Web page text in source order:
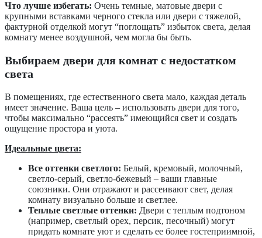
Что лучше избегать: Очень темные, матовые двери с
крупными вставками черного стекла или двери с тяжелой,
фактурной отделкой могут “поглощать” избыток света, делая
комнату менее воздушной, чем могла бы быть.
Выбираем двери для комнат с недостатком
света
В помещениях, где естественного света мало, каждая деталь
имеет значение. Ваша цель – использовать двери для того,
чтобы максимально “рассеять” имеющийся свет и создать
ощущение простора и уюта.
Идеальные цвета:
Все оттенки светлого: Белый, кремовый, молочный,
светло-серый, светло-бежевый – ваши главные
союзники. Они отражают и рассеивают свет, делая
комнату визуально больше и светлее.
Теплые светлые оттенки: Двери с теплым подтоном
(например, светлый орех, персик, песочный) могут
придать комнате уют и сделать ее более гостеприимной,